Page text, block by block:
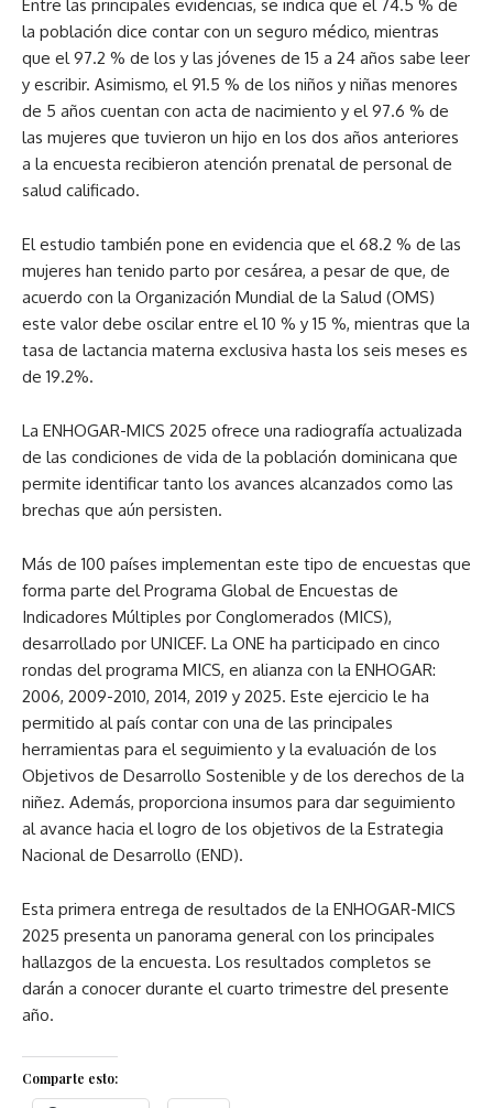
Entre las principales evidencias, se indica que el 74.5 % de
la población dice contar con un seguro médico, mientras
que el 97.2 % de los y las jóvenes de 15 a 24 años sabe leer
y escribir. Asimismo, el91.5 % de los niños y niñas menores
de 5 años cuentan con acta de nacimiento y el97.6 % de
las mujeres que tuvieron un hijo en los dos años anteriores
a la encuesta recibieron atención prenatal de personal de
salud calificado.
El estudio también pone en evidencia que el68.2 % de las
mujeres han tenido parto por cesárea, a pesar de que, de
acuerdo con la Organización Mundial de la Salud (OMS)
este valor debe oscilar entre el 10 % y 15 %, mientras que la
tasa de lactancia materna exclusiva hasta los seis meses es
de 19.2%.
La ENHOGAR-MICS 2025 ofrece una radiografía actualizada
de las condiciones de vida de la población dominicana que
permite identificar tanto los avances alcanzados como las
brechas que aún persisten.
Más de 100 países implementan este tipo de encuestas que
forma parte del Programa Global de Encuestas de
Indicadores Múltiples por Conglomerados (MICS),
desarrollado por UNICEF. La ONE ha participado en cinco
rondas del programa MICS, en alianza con la ENHOGAR:
2006, 2009-2010, 2014, 2019 y 2025. Este ejercicio le ha
permitido al país contar con una de las principales
herramientas para el seguimiento y la evaluación de los
Objetivos de Desarrollo Sostenible y de los derechos de la
niñez. Además, proporciona insumos para dar seguimiento
al avance hacia el logro de los objetivos de la Estrategia
Nacional de Desarrollo (END).
Esta primera entrega de resultados de la ENHOGAR-MICS
2025 presenta un panorama general con los principales
hallazgos de la encuesta. Los resultados completos se
darán a conocer durante el cuarto trimestre del presente
año.
Comparte esto: